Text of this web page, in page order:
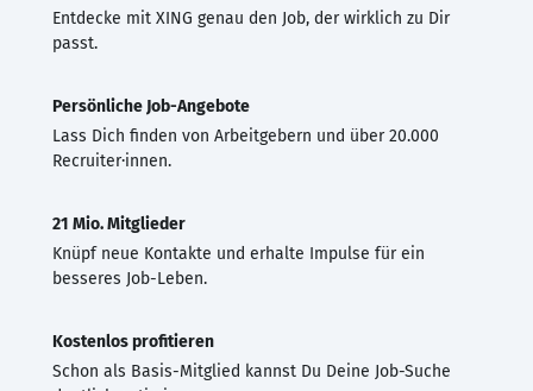
Entdecke mit XING genau den Job, der wirklich zu Dir
passt.
Persönliche Job-Angebote
Lass Dich finden von Arbeitgebern und über 20.000
Recruiter·innen.
21 Mio. Mitglieder
Knüpf neue Kontakte und erhalte Impulse für ein
besseres Job-Leben.
Kostenlos profitieren
Schon als Basis-Mitglied kannst Du Deine Job-Suche